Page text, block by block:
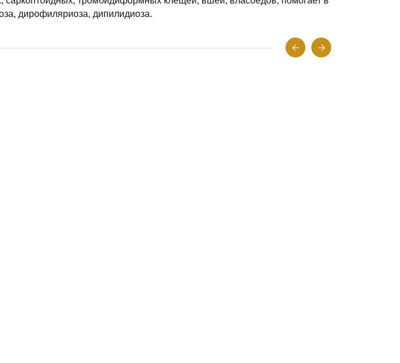
дирофиляриоза, дипилидиоза.